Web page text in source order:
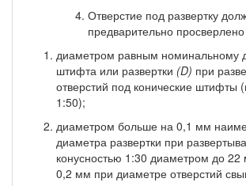
Отверстие под развертку
предварительно
диаметром равным номинальному
штифта или раз­вертки (D) при
отверстий под конические штифты
1:50);
диаметром больше на 0,1 мм
диаметра раз­вертки при
конусностью 1:30 диамет­ром до
0,2 мм при диаметре отверстий